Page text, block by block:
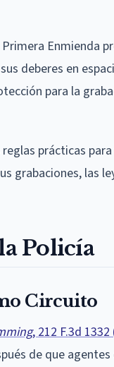
Enmienda
deberes en
para la
prácticas
grabaciones, las
Policía
Circuito
, 212 F.3d
de que